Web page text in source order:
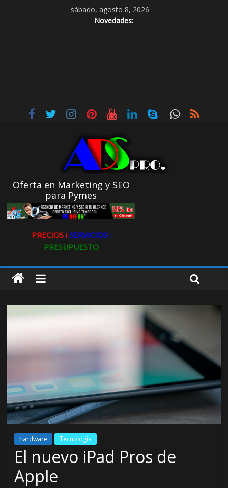
sábado, agosto 8, 2026
Novedades:
Oferta en Marketing y SEO
para Pymes
PRECIOS ǀ SERVICIOS ǀ
PRESUPUESTO
hardware Tecnología
El nuevo iPad Pros de
Apple